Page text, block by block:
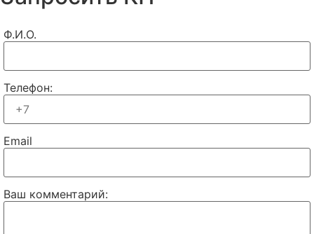
Ф.И.О.
Телефон:
Email
Ваш комментарий: